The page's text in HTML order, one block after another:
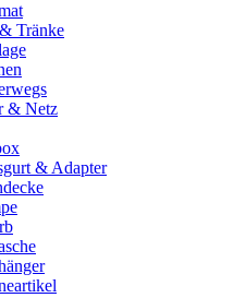
Tränke
& Netz
& Adapter